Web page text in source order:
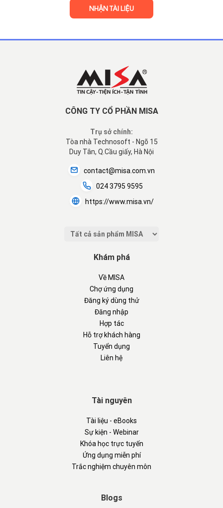
CÔNG TY CỔ PHẦN MISA
Trụ sở chính:
Tòa nhà Technosoft - Ngõ 15
Duy Tân, Q.Cầu giấy, Hà Nội
contact@misa.com.vn
024 3795 9595
https://www.misa.vn/
Khám phá
Về MISA
Chợ ứng dụng
Đăng ký dùng thử
Đăng nhập
Hợp tác
Hỗ trợ khách hàng
Tuyển dụng
Liên hệ
Tài nguyên
Tài liệu - eBooks
Sự kiện - Webinar
Khóa học trực tuyến
Ứng dụng miễn phí
Trắc nghiệm chuyên môn
Blogs